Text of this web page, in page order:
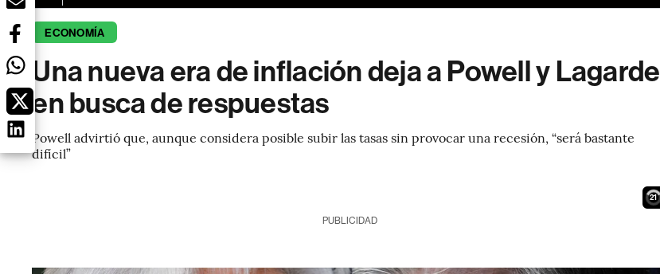
ECONOMÍA
Una nueva era de inflación deja a Powell y Lagarde
en busca de respuestas
Powell advirtió que, aunque considera posible subir las tasas sin provocar una recesión, “será bastante
difícil”
20
PUBLICIDAD